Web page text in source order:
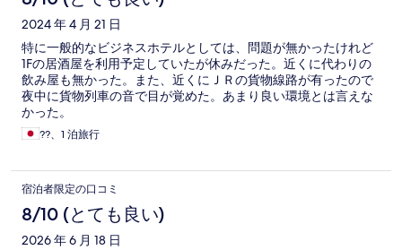
2024 年 4 月 21 日
特に一般的なビジネスホテルとしては、問題が無かったけれど
1Fの居酒屋を利用予定していたが休みだった。近くに代わりの
飲み屋も無かった。また、近くにＪＲの貨物線路が有ったので
夜中に貨物列車の音で目が覚めた。あまり良い環境とは言えな
かった。
??、1 泊旅行
宿泊者限定の口コミ
8/10 (とても良い)
2026 年 6 月 18 日